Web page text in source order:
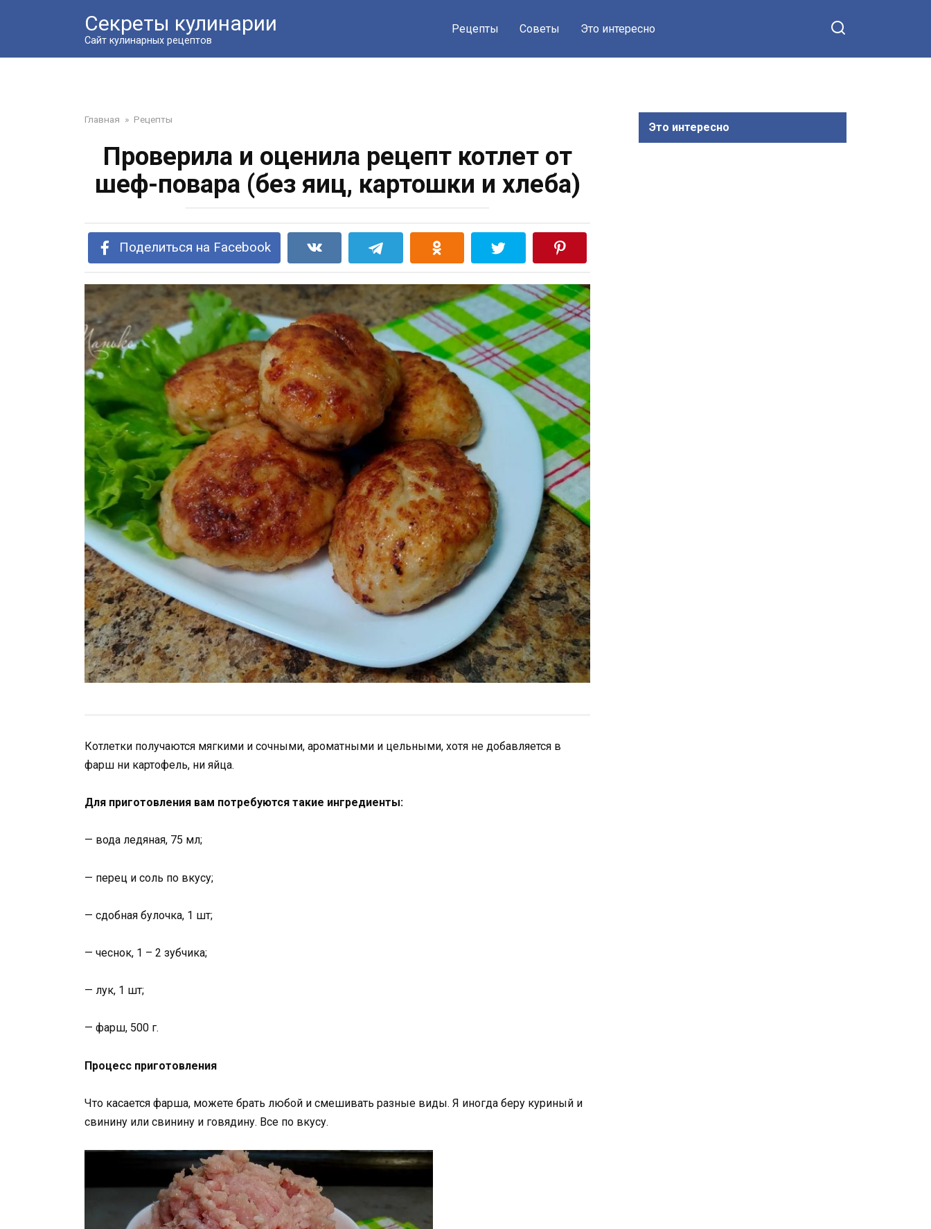
Секреты кулинарии
Сайт кулинарных рецептов
Рецепты Советы Это интересно
Главная » Рецепты
Проверила и оценила рецепт котлет от
шеф-повара (без яиц, картошки и хлеба)
Поделиться на Facebook
Котлетки получаются мягкими и сочными, ароматными и цельными, хотя не добавляется в
фарш ни картофель, ни яйца.
Для приготовления вам потребуются такие ингредиенты:
— вода ледяная, 75 мл;
— перец и соль по вкусу;
— сдобная булочка, 1 шт;
— чеснок, 1 – 2 зубчика;
— лук, 1 шт;
— фарш, 500 г.
Процесс приготовления
Что касается фарша, можете брать любой и смешивать разные виды. Я иногда беру куриный и
свинину или свинину и говядину. Все по вкусу.
Это интересно